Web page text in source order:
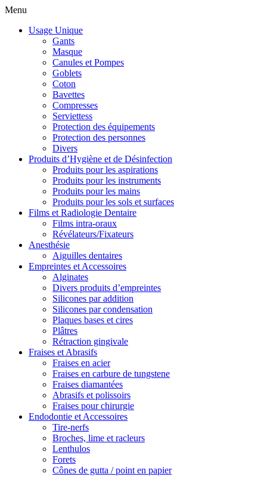
Menu
Usage Unique
Gants
Masque
Canules et Pompes
Goblets
Coton
Bavettes
Compresses
Serviettess
Protection des équipements
Protection des personnes
Divers
Produits d’Hygiène et de Désinfection
Produits pour les aspirations
Produits pour les instruments
Produits pour les mains
Produits pour les sols et surfaces
Films et Radiologie Dentaire
Films intra-oraux
Révélateurs/Fixateurs
Anesthésie
Aiguilles dentaires
Empreintes et Accessoires
Alginates
Divers produits d’empreintes
Silicones par addition
Silicones par condensation
Plaques bases et cires
Plâtres
Rétraction gingivale
Fraises et Abrasifs
Fraises en acier
Fraises en carbure de tungstene
Fraises diamantées
Abrasifs et polissoirs
Fraises pour chirurgie
Endodontie et Accessoires
Tire-nerfs
Broches, lime et racleurs
Lenthulos
Forets
Cônes de gutta / point en papier